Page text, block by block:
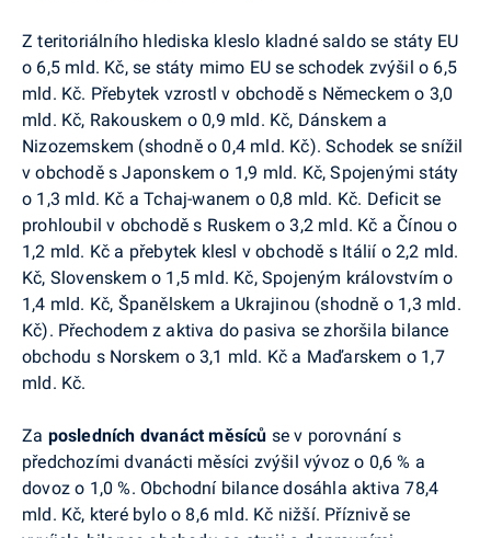
Z teritoriálního hlediska kleslo kladné saldo se státy EU
o 6,5 mld. Kč, se státy mimo EU se schodek zvýšil o 6,5
mld. Kč. Přebytek vzrostl v obchodě s Německem o 3,0
mld. Kč, Rakouskem o 0,9 mld. Kč, Dánskem a
Nizozemskem (shodně o 0,4 mld. Kč). Schodek se snížil
v obchodě s Japonskem o 1,9 mld. Kč, Spojenými státy
o 1,3 mld. Kč a Tchaj-wanem o 0,8 mld. Kč. Deficit se
prohloubil v obchodě s Ruskem o 3,2 mld. Kč a Čínou o
1,2 mld. Kč a přebytek klesl v obchodě s Itálií o 2,2 mld.
Kč, Slovenskem o 1,5 mld. Kč, Spojeným královstvím o
1,4 mld. Kč, Španělskem a Ukrajinou (shodně o 1,3 mld.
Kč). Přechodem z aktiva do pasiva se zhoršila bilance
obchodu s Norskem o 3,1 mld. Kč a Maďarskem o 1,7
mld. Kč.
Za posledních dvanáct měsíců sev porovnání s
předchozími dvanácti měsíci zvýšil vývoz o 0,6 % a
dovoz o 1,0 %. Obchodní bilance dosáhla aktiva 78,4
mld. Kč, které bylo o 8,6 mld. Kč nižší. Příznivě se